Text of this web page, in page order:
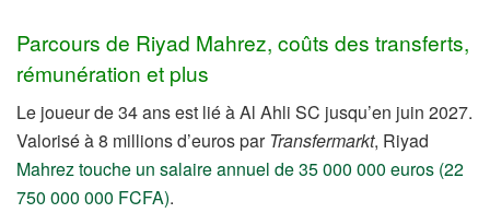
Parcours de Riyad Mahrez, coûts des transferts,
rémunération et plus
Le joueur de 34 ans est lié à Al Ahli SC jusqu’en juin 2027.
Valorisé à 8 millions d’euros par Transfermarkt, Riyad
Mahrez touche un salaire annuel de 35 000 000 euros (22
750 000 000 FCFA).